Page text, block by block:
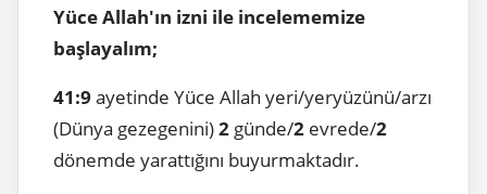
Yüce Allah'ın izni ile incelememize
başlayalım;
41:9 ayetinde Yüce Allah yeri/yeryüzünü/arzı
(Dünya gezegenini)2 günde/2 evrede/2
dönemde yarattığını buyurmaktadır.